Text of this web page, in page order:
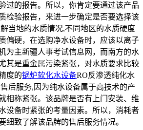
过的报告。所以，你肯定要通过该产品
检验报告，来进一步确定是否要选择该
当地的水质情况,不同地区的水质硬度
偏硬，在选购净水设备时，应该以离子
为主新疆人事考试信息网，而南方的水
其是重金属污染紧张，对水质要求比较
度的锅炉软化水设备RO反渗透纯化水
后服务,因为纯水设备属于高技术的产
相称紧张。该品牌是否有上门安装、维
设备时紧张的考量因素。所以，消耗者
细致了解该品牌的售后服务情况。